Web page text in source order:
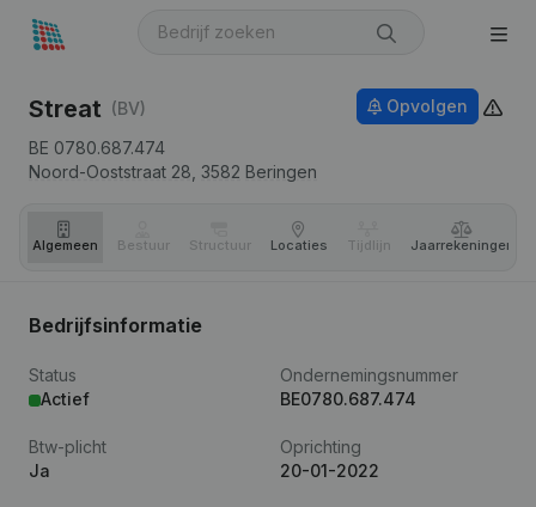
Streat (BV)
BE 0780.687.474
Noord-Ooststraat 28, 3582 Beringen
Opvolgen
Algemeen Bestuur Structuur Locaties Tijdlijn Jaar­rekeningen
Bedrijfsinformatie
Status
Actief
Ondernemingsnummer
BE0780.687.474
Btw-plicht
Ja
Oprichting
20-01-2022